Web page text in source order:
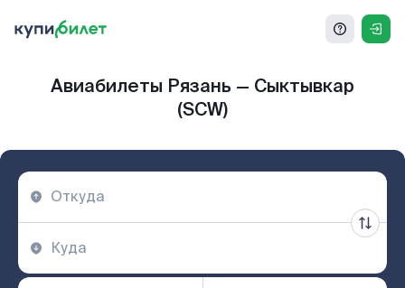
Авиабилеты Рязань — Сыктывкар
(SCW)